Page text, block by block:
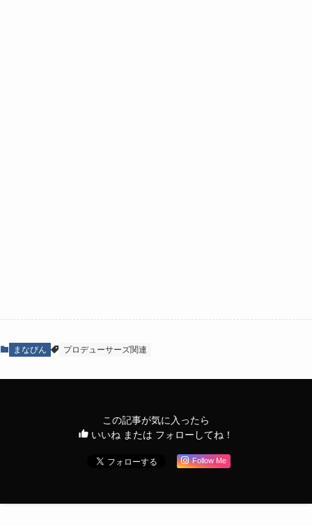
まなびん プロデューサーズ関連
この記事が気に入ったら
いいね または フォローしてね！
Follow Me